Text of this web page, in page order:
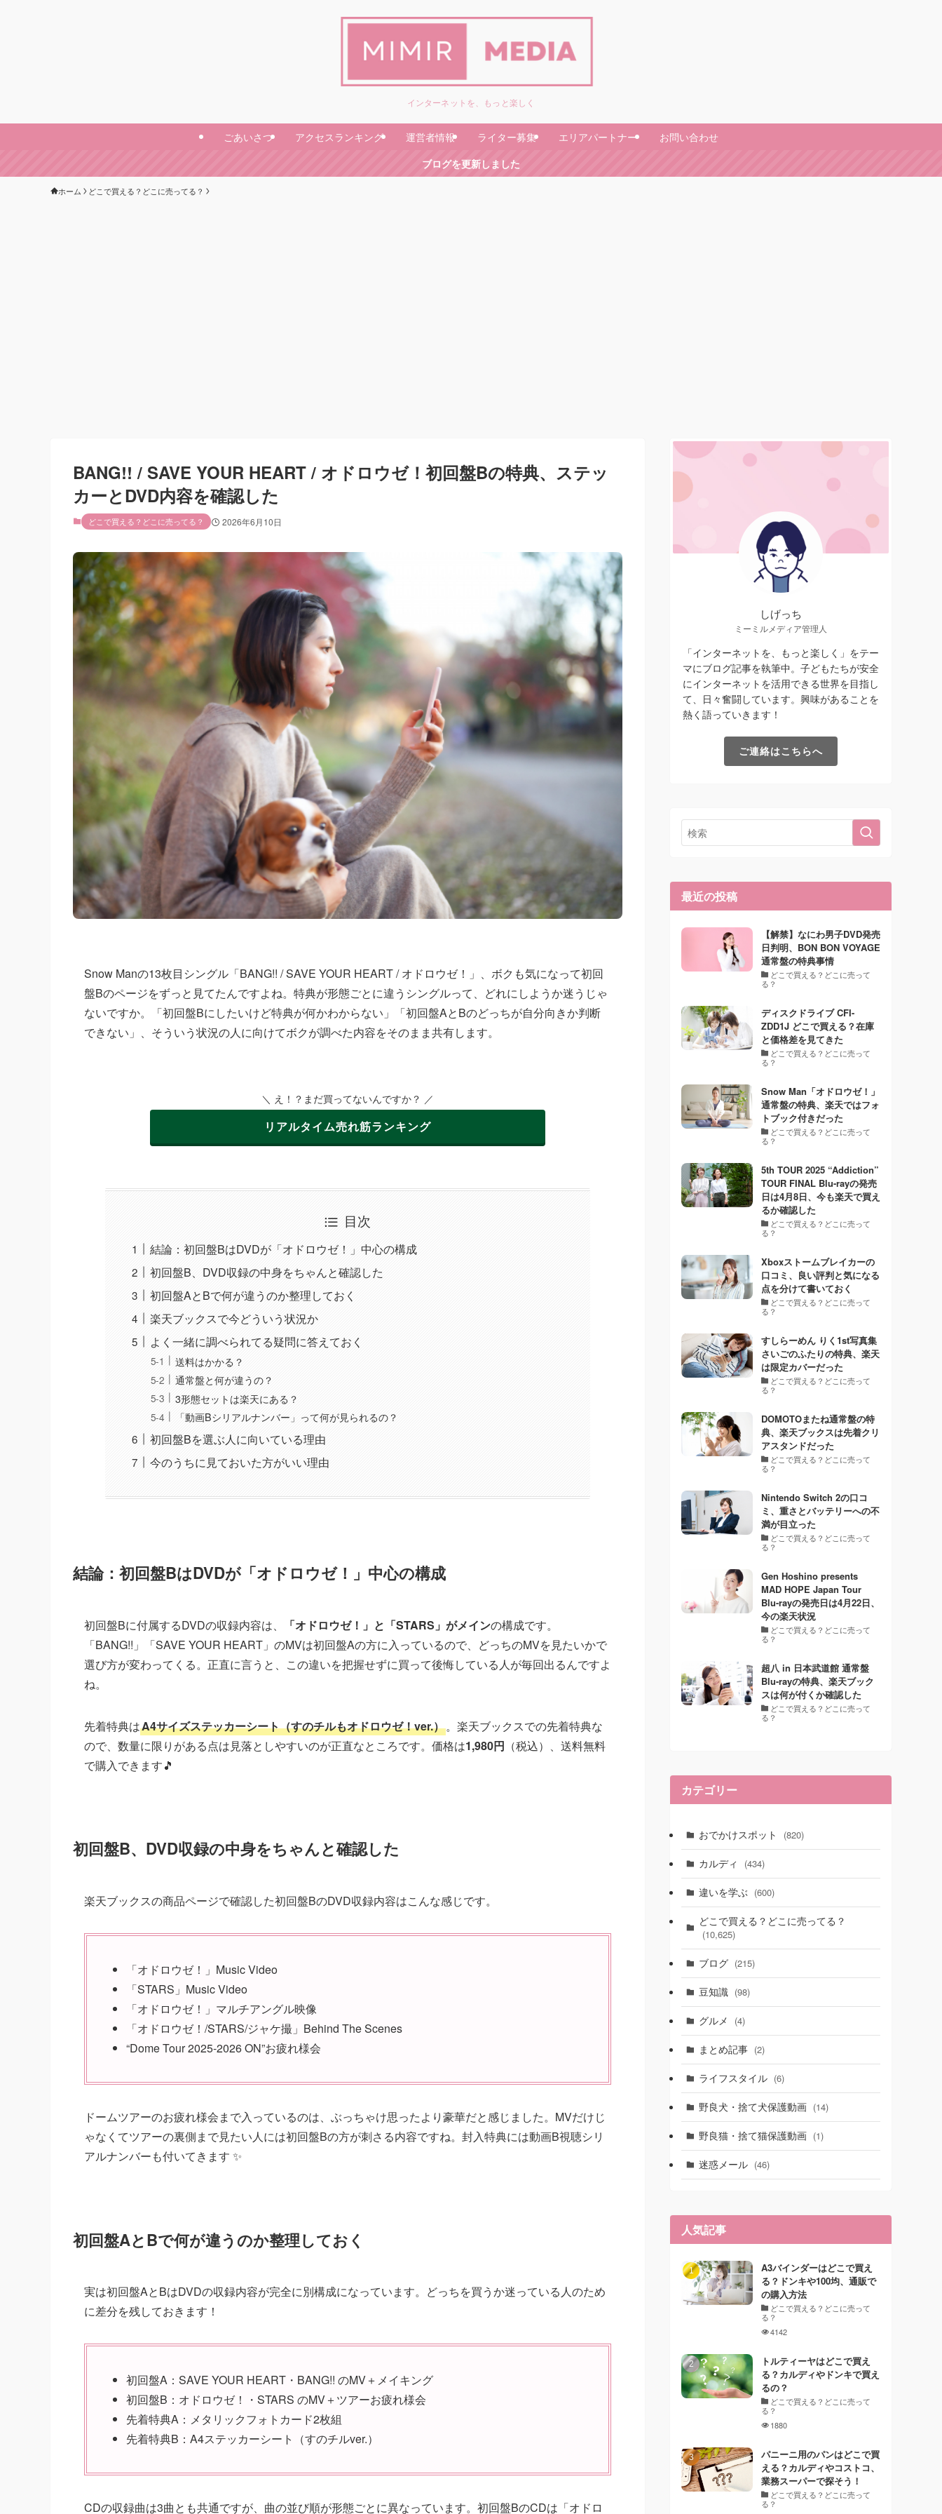
インターネットを、もっと楽しく
ごあいさつ アクセスランキング 運営者情報 ライター募集 エリアパートナー
お問い合わせ
ブログを更新しました
ホーム どこで買える？どこに売ってる？
BANG!! / SAVE YOUR HEART / オドロウゼ！初回盤Bの特典、ステッ
カーとDVD内容を確認した
どこで買える？どこに売ってる？ 2026年6月10日
Snow Manの13枚目シングル「BANG!! / SAVE YOUR HEART / オドロウゼ！」、ボクも気になって初回
盤Bのページをずっと見てたんですよね。特典が形態ごとに違うシングルって、どれにしようか迷うじゃ
ないですか。「初回盤Bにしたいけど特典が何かわからない」「初回盤AとBのどっちが自分向きか判断
できない」、そういう状況の人に向けてボクが調べた内容をそのまま共有します。
＼ え！？まだ買ってないんですか？ ／
リアルタイム売れ筋ランキング
目次
結論：初回盤BはDVDが「オドロウゼ！」中心の構成
初回盤B、DVD収録の中身をちゃんと確認した
初回盤AとBで何が違うのか整理しておく
楽天ブックスで今どういう状況か
よく一緒に調べられてる疑問に答えておく
送料はかかる？
通常盤と何が違うの？
3形態セットは楽天にある？
「動画Bシリアルナンバー」って何が見られるの？
初回盤Bを選ぶ人に向いている理由
今のうちに見ておいた方がいい理由
結論：初回盤BはDVDが「オドロウゼ！」中心の構成
初回盤Bに付属するDVDの収録内容は、 「オドロウゼ！」と「STARS」がメインの構成です。
「BANG!!」「SAVE YOUR HEART」のMVは初回盤Aの方に入っているので、どっちのMVを見たいかで
選び方が変わってくる。正直に言うと、この違いを把握せずに買って後悔している人が毎回出るんですよ
ね。
先着特典はA4サイズステッカーシート（すのチルもオドロウゼ！ver.）。楽天ブックスでの先着特典な
ので、数量に限りがある点は見落としやすいのが正直なところです。価格は1,980円 （税込）、送料無料
で購入できます🎵
初回盤B、DVD収録の中身をちゃんと確認した
楽天ブックスの商品ページで確認した初回盤BのDVD収録内容はこんな感じです。
「オドロウゼ！」Music Video
「STARS」Music Video
「オドロウゼ！」マルチアングル映像
「オドロウゼ！/STARS/ジャケ撮」Behind The Scenes
“Dome Tour 2025-2026 ON”お疲れ様会
ドームツアーのお疲れ様会まで入っているのは、ぶっちゃけ思ったより豪華だと感じました。MVだけじ
ゃなくてツアーの裏側まで見たい人には初回盤Bの方が刺さる内容ですね。封入特典には動画B視聴シリ
アルナンバーも付いてきます ✨
初回盤AとBで何が違うのか整理しておく
実は初回盤AとBはDVDの収録内容が完全に別構成になっています。どっちを買うか迷っている人のため
に差分を残しておきます！
初回盤A：SAVE YOUR HEART・BANG!! のMV＋メイキング
初回盤B：オドロウゼ！・STARS のMV＋ツアーお疲れ様会
先着特典A：メタリックフォトカード2枚組
先着特典B：A4ステッカーシート（すのチルver.）
CDの収録曲は3曲とも共通ですが、曲の並び順が形態ごとに異なっています。初回盤BのCDは「オドロ
しげっち
ミーミルメディア管理人
「インターネットを、もっと楽しく」をテー
マにブログ記事を執筆中。子どもたちが安全
にインターネットを活用できる世界を目指し
て、日々奮闘しています。興味があることを
熱く語っていきます！
ご連絡はこちらへ
最近の投稿
【解禁】なにわ男子DVD発売
日判明、BON BON VOYAGE
通常盤の特典事情
どこで買える？どこに売って
る？
ディスクドライブ CFI-
ZDD1J どこで買える？在庫
と価格差を見てきた
どこで買える？どこに売って
る？
Snow Man「オドロウゼ！」
通常盤の特典、楽天ではフォ
トブック付きだった
どこで買える？どこに売って
る？
5th TOUR 2025 “Addiction”
TOUR FINAL Blu-rayの発売
日は4月8日、今も楽天で買え
るか確認した
どこで買える？どこに売って
る？
Xboxストームブレイカーの
口コミ、良い評判と気になる
点を分けて書いておく
どこで買える？どこに売って
る？
すしらーめん りく1st写真集
さいごのふたりの特典、楽天
は限定カバーだった
どこで買える？どこに売って
る？
DOMOTOまたね通常盤の特
典、楽天ブックスは先着クリ
アスタンドだった
どこで買える？どこに売って
る？
Nintendo Switch 2の口コ
ミ、重さとバッテリーへの不
満が目立った
どこで買える？どこに売って
る？
Gen Hoshino presents
MAD HOPE Japan Tour
Blu-rayの発売日は4月22日、
今の楽天状況
どこで買える？どこに売って
る？
超八 in 日本武道館 通常盤
Blu-rayの特典、楽天ブック
スは何が付くか確認した
どこで買える？どこに売って
る？
カテゴリー
おでかけスポット (820)
カルディ (434)
違いを学ぶ (600)
どこで買える？どこに売ってる？
(10,625)
ブログ (215)
豆知識 (98)
グルメ (4)
まとめ記事 (2)
ライフスタイル (6)
野良犬・捨て犬保護動画 (14)
野良猫・捨て猫保護動画 (1)
迷惑メール (46)
人気記事
A3バインダーはどこで買え
る？ドンキや100均、通販で
の購入方法
どこで買える？どこに売って
る？
4142
トルティーヤはどこで買え
る？カルディやドンキで買え
るの？
どこで買える？どこに売って
る？
1880
パニーニ用のパンはどこで買
える？カルディやコストコ、
業務スーパーで探そう！
どこで買える？どこに売って
る？